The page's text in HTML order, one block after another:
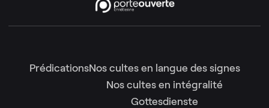
PrédicationsNos cultes en langue des signes
Nos cultes en intégralité
Gottesdienste